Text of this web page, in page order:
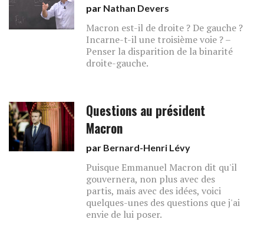
par Nathan Devers
Macron est-il de droite ? De gauche ?
Incarne-t-il une troisième voie ? –
Penser la disparition de la binarité
droite-gauche.
Questions au président
Macron
par Bernard-Henri Lévy
Puisque Emmanuel Macron dit qu'il
gouvernera, non plus avec des
partis, mais avec des idées, voici
quelques-unes des questions que j'ai
envie de lui poser.